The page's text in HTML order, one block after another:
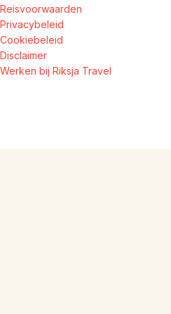
Reisvoorwaarden
Privacybeleid
Cookiebeleid
Disclaimer
Werken bij Riksja Travel